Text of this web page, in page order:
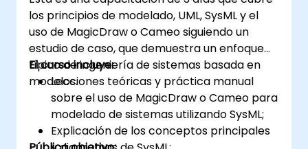
los principios de modelado, UML, SysML y el
uso de MagicDraw o Cameo siguiendo un
estudio de caso, que demuestra un enfoque
típico de ingeniería de sistemas basada en
modelos.
El curso incluye:
Lecciones teóricas y práctica manual
sobre el uso de MagicDraw o Cameo para
modelado de sistemas utilizando SysML;
Explicación de los conceptos principales